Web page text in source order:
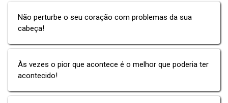
Não perturbe o seu coração com problemas da sua
cabeça!
Às vezes o pior que acontece é o melhor que poderia ter
acontecido!